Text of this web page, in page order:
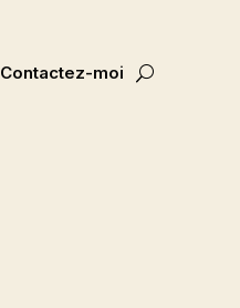
Contactez-moi